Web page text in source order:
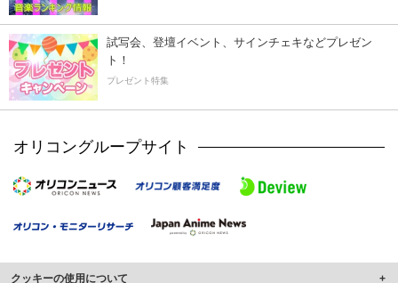
試写会、登壇イベント、サインチェキなどプレゼン
ト！
プレゼント特集
オリコングループサイト
クッキーの使用について